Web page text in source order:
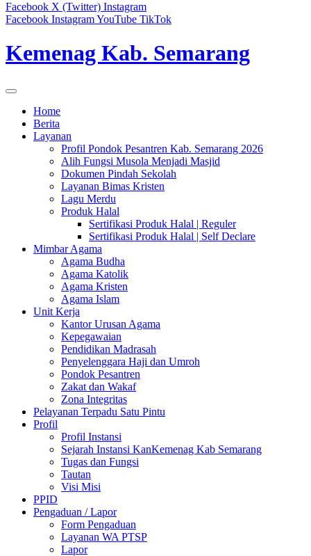
Facebook X (Twitter) Instagram
Facebook InstagramYouTube TikTok
Kemenag Kab. Semarang
Home
Berita
Layanan
Profil Pondok Pesantren Kab. Semarang 2026
Alih Fungsi Musola Menjadi Masjid
Dokumen Pindah Sekolah
Layanan Bimas Kristen
Lagu Merdu
Produk Halal
Sertifikasi Produk Halal | Reguler
Sertifikasi Produk Halal | Self Declare
Mimbar Agama
Agama Budha
Agama Katolik
Agama Kristen
Agama Islam
Unit Kerja
Kantor Urusan Agama
Kepegawaian
Pendidikan Madrasah
Penyelenggara Haji dan Umroh
Pondok Pesantren
Zakat dan Wakaf
Zona Integritas
Pelayanan Terpadu Satu Pintu
Profil
Profil Instansi
Sejarah Instansi KanKemenag Kab Semarang
Tugas dan Fungsi
Tautan
Visi Misi
PPID
Pengaduan / Lapor
Form Pengaduan
Layanan WA PTSP
Lapor